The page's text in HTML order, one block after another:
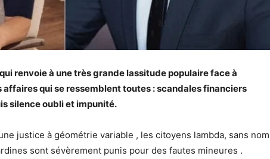
renvoie à une très grande lassitude populaire face à
affaires qui se ressemblent toutes : scandales financiers
silence oubli et impunité.
justice à géométrie variable , les citoyens lambda, sans nom
sont sévèrement punis pour des fautes mineures .